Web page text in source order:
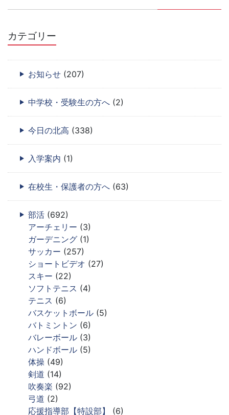
カテゴリー
お知らせ (207)
中学校・受験生の方へ (2)
今日の北高 (338)
入学案内 (1)
在校生・保護者の方へ (63)
部活 (692)
アーチェリー (3)
ガーデニング (1)
サッカー (257)
ショートビデオ (27)
スキー (22)
ソフトテニス (4)
テニス (6)
バスケットボール (5)
バトミントン (6)
バレーボール (3)
ハンドボール (5)
体操 (49)
剣道 (14)
吹奏楽 (92)
弓道 (2)
応援指導部【特設部】
(6)